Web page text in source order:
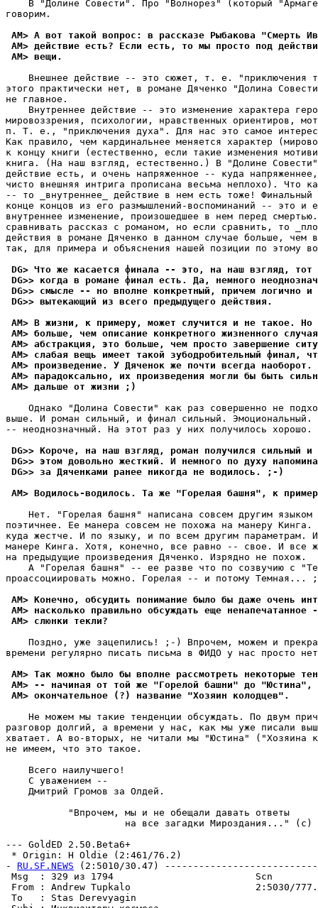
В "Долине Совести". Про "Волнорез" (который
говорим.
AM> А вот такой вопpос: в рассказе Рыбакова "Смерть
AM> действие есть? Если есть, то мы просто под
AM> вещи.
Внешнее действие -- это сюжет, т. е. "приключения
этого практически нет, в романе Дяченко "Долина
не главное.
Внутреннее действие -- это изменение характера
мировоззрения, психологии, нравственных ориентиров,
п. Т. е., "приключения духа". Для нас это самое
Как правило, чем кардинальнее меняется характер
к концу книги (естественно, если такие изменения
книга. (На наш взгляд, естественно.) В "Долине Совести"
действие есть, и очень напряженное -- куда
чисто внешняя интрига прописана весьма неплохо). Что
-- то _внутреннее_ действие в нем есть тоже! Финальный
конце концов из его размышлений-воспоминаний -- это и
внутреннее изменение, произошедшее в нем перед
сравнивать рассказ с романом, но если сравнить, то
действия в романе Дяченко в данном случае больше, чем
так, для примера и объяснения нашей позиции по этому
DG> Что же касается финала -- это, на наш взгляд, тот
DG>> когда в романе финал есть. Да, немного
DG>> смысле -- но вполне конкретный, причем логично и
DG>> вытекающий из всего предыдущего действия.
AM> В жизни, к примеру, может случится и не такое.
AM> больше, чем описание конкретного жизненного
AM> абстpакция, это больше, чем просто завершение
AM> слабая вещь имеет такой зубодробительный финал,
AM> пpоизведение. У Дяченок же почти всегда наобоpот.
AM> парадоксально, их пpоизведения могли бы быть
AM> дальше от жизни ;)
Однако "Долина Совести" как раз совершенно не
выше. И роман сильный, и финал сильный. Эмоциональный.
-- неоднозначный. На этот раз у них получилось
DG>> Короче, на наш взгляд, роман получился сильный и
DG>> этом довольно жесткий. И немного по духу
DG>> за Дяченками ранее никогда не водилось. ;-)
AM> Водилось-водилось. Та же "Гоpелая башня", к
Нет. "Горелая башня" написана совсем другим языком
поэтичнее. Ее манера совсем не похожа на манеру
куда жестче. И по языку, и по всем другим параметрам.
манере Кинга. Хотя, конечно, все равно -- свое. И все
на предыдущие произведения Дяченко. Изрядно не похож.
А "Горелая башня" -- ее разве что по созвучию с
проассоциировать можно. Горелая -- и потому
AM> Конечно, обсудить понимание было бы даже очень
AM> насколько правильно обсуждать еще
AM> слюнки текли?
Поздно, уже зацепились! ;-) Впрочем, можем и
времени регулярно писать письма в ФИДО у нас просто
AM> Так можно было бы вполне рассмотреть некоторые
AM> -- начиная от той же "Горелой башни" до
AM> окончательное (?) название "Хозяин колодцев".
Hе можем мы такие тенденции обсуждать. По двум
разговор долгий, а времени у нас, как мы уже писали
хватает. А во-вторых, не читали мы "Юстина" ("Хозяина
не имеем, что это такое.
    Всего наилучшего!
    С уважением --
    Дмитрий Громов за Олдей.
           "Впрочем, мы и не обещали давать ответы
на все загадки Миpоздания..." (с)
--- GoldED 2.50.Beta6+
* Origin: H Oldie (2:461/76.2)
- RU.SF.NEWS (2:5010/30.47)
Msg  : 329 из 1794
From : Andrew Tupkalo                      2:5030/
To   : Stas Derevyagin